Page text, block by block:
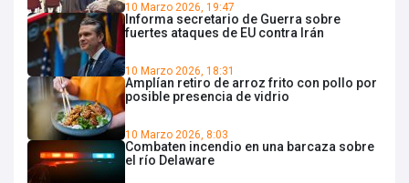
10 Marzo 2026, 19:47
Informa secretario de Guerra sobre
fuertes ataques de EU contra Irán
10 Marzo 2026, 18:31
Amplían retiro de arroz frito con pollo por
posible presencia de vidrio
10 Marzo 2026, 8:03
Combaten incendio en una barcaza sobre
el río Delaware